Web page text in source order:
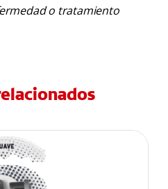
o tratamiento